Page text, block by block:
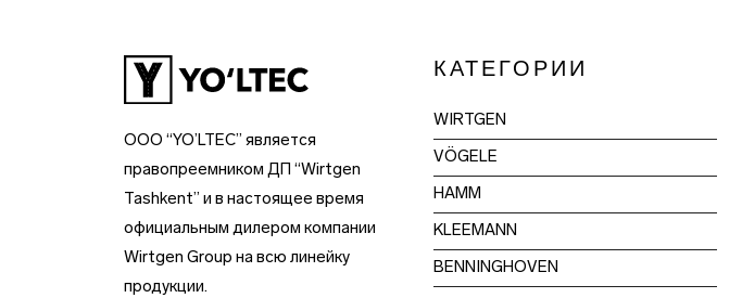
OOO “YO’LTEC” является
правопреемником ДП “Wirtgen
Tashkent” и в настоящее время
официальным дилером компании
Wirtgen Group на всю линейку
продукции.
КАТЕГОРИИ
WIRTGEN
VÖGELE
HAMM
KLEEMANN
BENNINGHOVEN